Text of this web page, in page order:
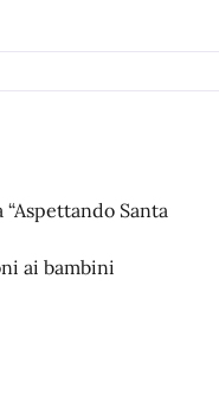
Santa
ai bambini